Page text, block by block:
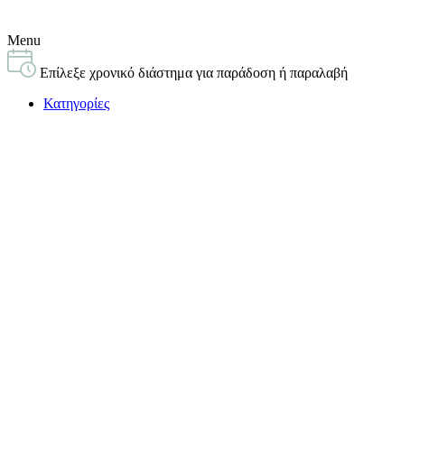
Menu
Επίλεξε χρονικό διάστημα για παράδοση ή παραλαβή
Κατηγορίες